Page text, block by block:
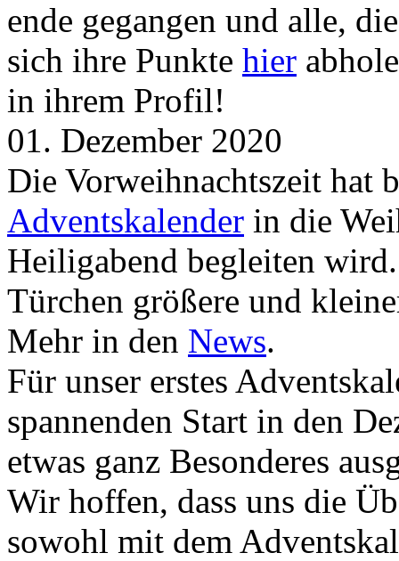
ende gegangen und alle,
sich ihre Punkte hier
in ihrem Profil!
01. Dezember 2020
Die Vorweihnachtszeit hat
Adventskalender in die
Heiligabend begleiten
Türchen größere und
Mehr in den News.
Für unser erstes
spannenden Start in den
etwas ganz Besonderes
Wir hoffen, dass uns die
sowohl mit dem